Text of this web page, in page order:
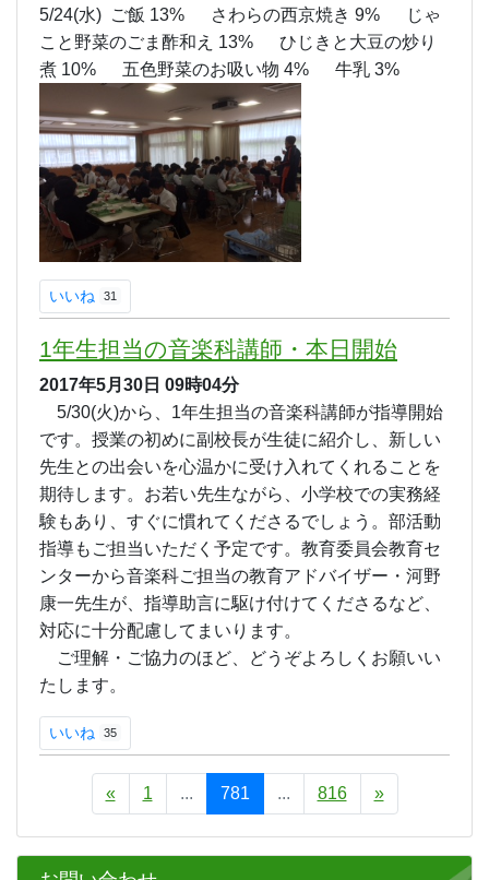
5/30(火)鶏ごぼうピラフ 8% 卵と野菜のスープ 2%
サモサ2% 牛乳2%
5/29(月)ご飯11% さばのネギみそ焼き13% 小松
菜のごま和え 5% いも団子汁5% 牛乳 3%
5/26(金) ２種フランス 2% ポトフ 4% ブルーベ
リーヨーグルト 2% 牛乳 2%
5/25(木) けんちんうどん 3% けんちんうどん汁 3%
わかめサラダ 3% 抹茶蒸しパン 4% 牛乳 2%
こと野菜のごま酢和え 13% ひじきと大豆の炒り
煮 10% 五色野菜のお吸い物 4% 牛乳 3%
いいね 31
1年生担当の音楽科講師・本日開始
2017年5月30日 09時04分
5/30(火)から、1年生担当の音楽科講師が指導開始
です。授業の初めに副校長が生徒に紹介し、新しい
先生との出会いを心温かに受け入れてくれることを
期待します。お若い先生ながら、小学校での実務経
験もあり、すぐに慣れてくださるでしょう。部活動
指導もご担当いただく予定です。教育委員会教育セ
康一先生が、指導助言に駆け付けてくださるなど、